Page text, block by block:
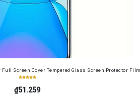
Full Screen Cover Tempered Glass Screen Protector
₫51.259